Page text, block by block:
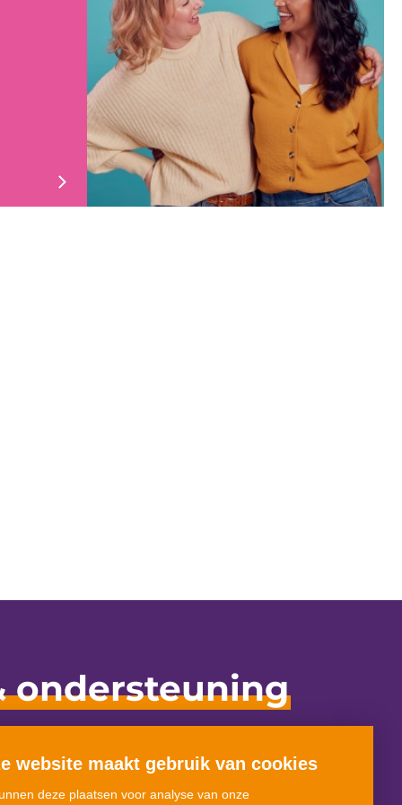
website maakt gebruik van cookies
deze plaatsen voor analyse van onze
ondersteuning
Nieuws